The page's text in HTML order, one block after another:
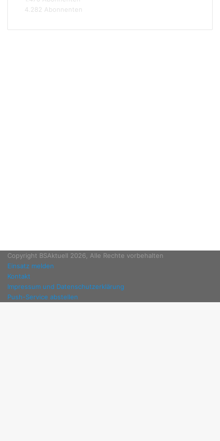
r
a
4.282 Abonnenten
Copyright BSAktuell 2026, Alle Rechte vorbehalten
Einsatz melden
Kontakt
Impressum und Datenschutzerklärung
Push-Service abstellen